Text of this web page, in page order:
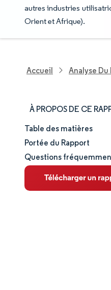
autres industries
Orient et Afrique).
Accueil Analyse Du
À PROPOS DE CE
Taille et part de
Analyse du marché
Tendances et
Table des matières
Portée du Rapport
Questions